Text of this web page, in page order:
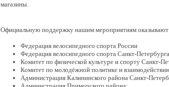
магазины.
Официальную поддержку нашим мероприятиям
Федерация велосипедного спорта России
Федерация велосипедного спорта Санкт-
Комитет по физической культуре и спорту Санкт-
Комитет по молодёжной политике и
Администрация Калининского района Санкт-